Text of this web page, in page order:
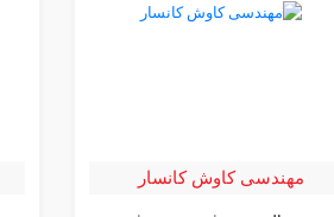
مهندسی کاوش کانسار